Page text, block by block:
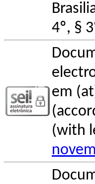
4º, §
em
(with